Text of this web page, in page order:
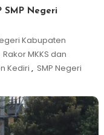
SMP Negeri
Kabupaten
Rakor MKKS dan
Kediri , SMP Negeri